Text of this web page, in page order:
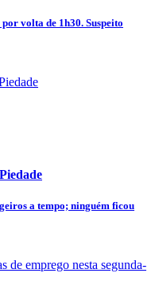
volta de 1h30. Suspeito
a tempo; ninguém ficou